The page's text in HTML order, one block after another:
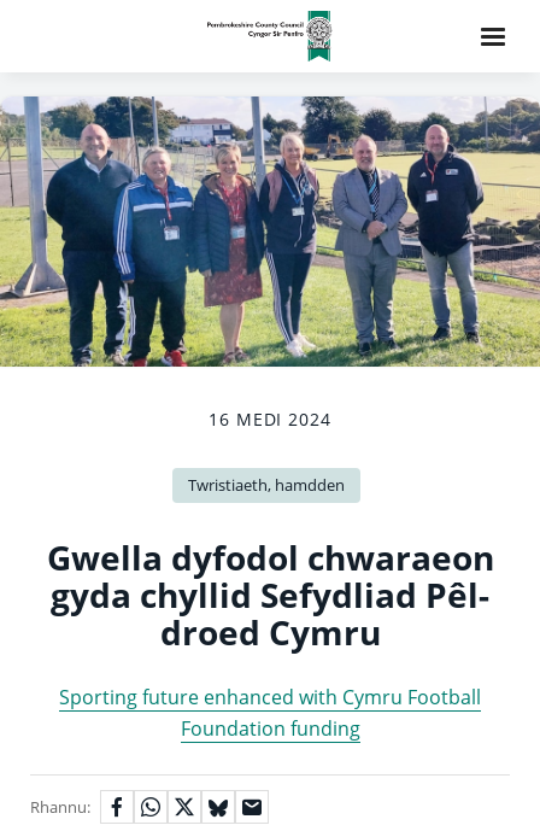
16 MEDI 2024
Twristiaeth, hamdden
Gwella dyfodol chwaraeon
gyda chyllid Sefydliad Pêl-
droed Cymru
Sporting future enhanced with Cymru Football
Foundation funding
Rhannu: